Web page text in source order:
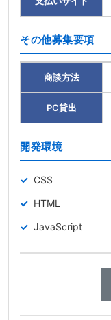
その他募集要項
商談方法
PC貸出
開発環境
CSS
HTML
JavaScript